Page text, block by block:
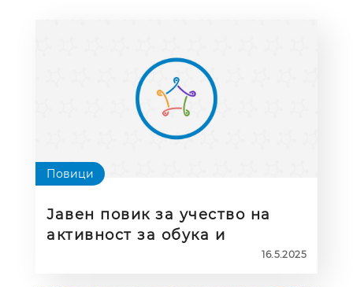
Повици
Јавен повик за учество на
активност за обука и
соработка “Зајакнување на16.5.2025